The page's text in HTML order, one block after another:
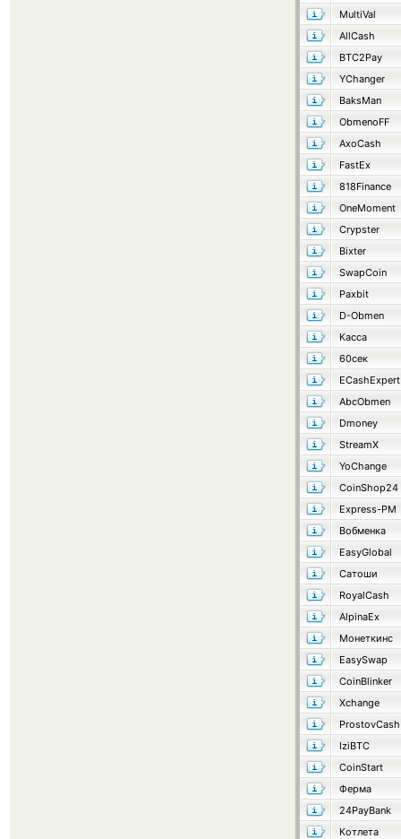
MultiVal
AllCash
BTC2Pay
YChanger
BaksMan
ObmenoFF
AxoCash
FastEx
818Finance
OneMoment
Crypster
Bixter
SwapCoin
Paxbit
D-Obmen
Касса
60сек
ECashExpert
AbcObmen
Dmoney
StreamX
YoChange
CoinShop24
Express-PM
Вобменка
EasyGlobal
Сатоши
RoyalCash
AlpinaEx
Монеткинс
EasySwap
CoinBlinker
Xchange
ProstovCash
IziBTC
CoinStart
Ферма
24PayBank
Котлета